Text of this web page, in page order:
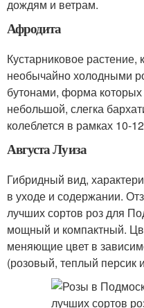
дождям и ветрам.
Афродита
Кустарниковое растение,
необычайно холодными
бутонами, форма которых
небольшой, слегка
колеблется в рамках 10-
Августа Луиза
Гибридный вид,
в уходе и содержании.
лучших сортов роз для
мощный и компактный.
меняющие цвет в
(розовый, теплый персик